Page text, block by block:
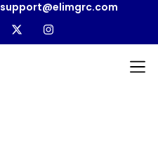
support@elimgrc.com